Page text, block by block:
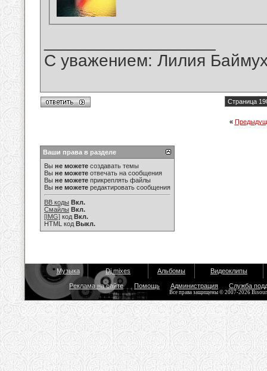
С уважением: Лилия
Страница
«
Ваши права в разделе
Вы не можете создавать темы
Вы не можете отвечать на сообщения
Вы не можете прикреплять файлы
Вы не можете редактировать сообщения
BB коды Вкл.
Смайлы Вкл.
[IMG] код Вкл.
HTML код Выкл.
Музыка Dj mixes Альбомы Видеоклипы
Реклама на сайте Помощь Администрация Служба
Все права защищены © 2007-2026